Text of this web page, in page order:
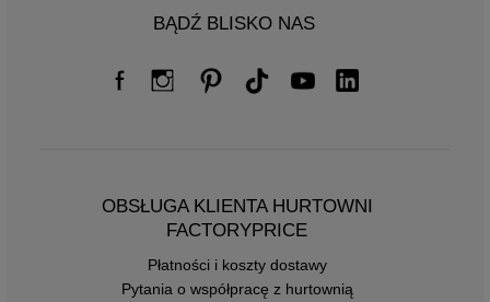
BĄDŹ BLISKO NAS
OBSŁUGA KLIENTA HURTOWNI
FACTORYPRICE
Płatności i koszty dostawy
Pytania o współpracę z hurtownią